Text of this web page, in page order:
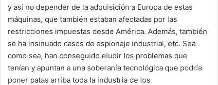
y así no depender de la adquisición a Europa de estas
máquinas, que también estaban afectadas por las
restricciones impuestas desde América. Además, también
se ha insinuado casos de espionaje industrial, etc. Sea
como sea, han conseguido eludir los problemas que
tenían y apuntan a una soberanía tecnológica que podría
poner patas arriba toda la industria de los